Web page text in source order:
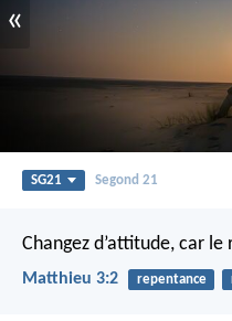
«
SG21 Segond 21
Changez d’attitude, car
Matthieu 3:2 repentance